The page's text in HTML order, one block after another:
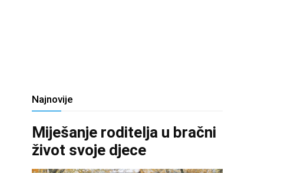
Najnovije
Miješanje roditelja u bračni
život svoje djece